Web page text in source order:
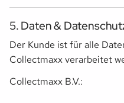
5. Daten &
Der Kunde ist für alle
Collectmaxx verarbeitet
Collectmaxx B.V.: